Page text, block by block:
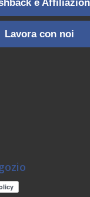
e
Lavora con noi